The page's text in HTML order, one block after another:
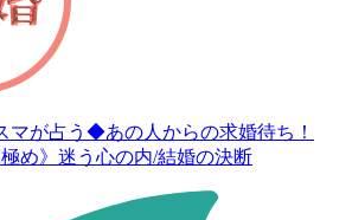
マが占う◆あの人からの求婚待ち！
極め》迷う心の内/結婚の決断